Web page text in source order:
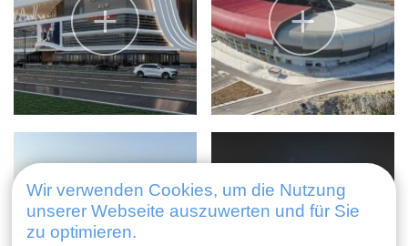
Wir verwenden Cookies, um die Nutzung
unserer Webseite auszuwerten und für Sie
zu optimieren.